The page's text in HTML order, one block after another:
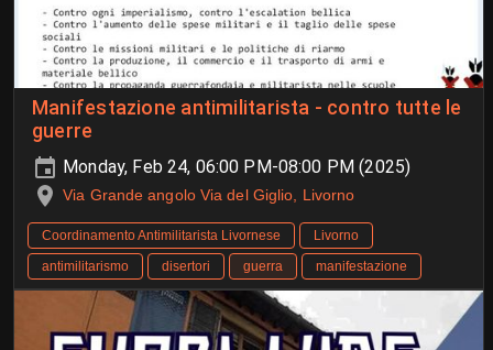
Manifestazione antimilitarista - contro tutte le
guerre
Monday, Feb 24, 06:00 PM-08:00 PM (2025)
Via Grande angolo Via del Giglio, Livorno
Coordinamento Antimilitarista Livornese
Livorno
antimilitarismo
disertori guerra manifestazione